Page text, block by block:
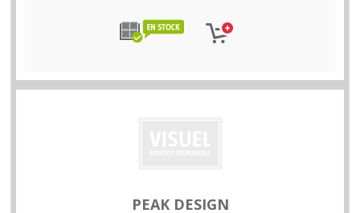
PEAK DESIGN